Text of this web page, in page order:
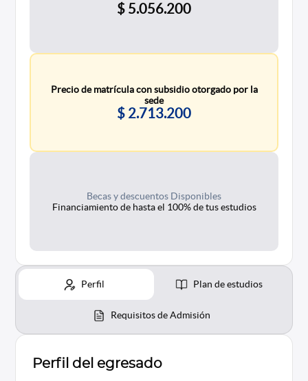
$ 5.056.200
Precio de matrícula con subsidio otorgado por la
sede
$ 2.713.200
Becas y descuentos Disponibles
Financiamiento de hasta el 100% de tus estudios
Perfil Plan de estudios
Requisitos de Admisión
Perfil del egresado